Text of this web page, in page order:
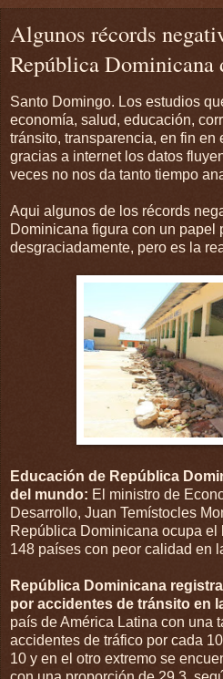
Algunos récords
República Dominicana
Santo Domingo. Los estudios
economía, salud, educación,
tránsito, transparencia, en fin en
gracias a internet los datos
veces no nos da tanto tiempo
Aqui algunos de los récords
Dominicana figura con un papel
desgraciadamente, pero es la
Educación de República
del mundo: El ministro de
Desarrollo, Juan Temístocles
República Dominicana ocupa
148 países con peor calidad en
República Dominicana
por accidentes de tránsito en
país de América Latina con una
accidentes de tráfico por cada
10 y en el otro extremo se